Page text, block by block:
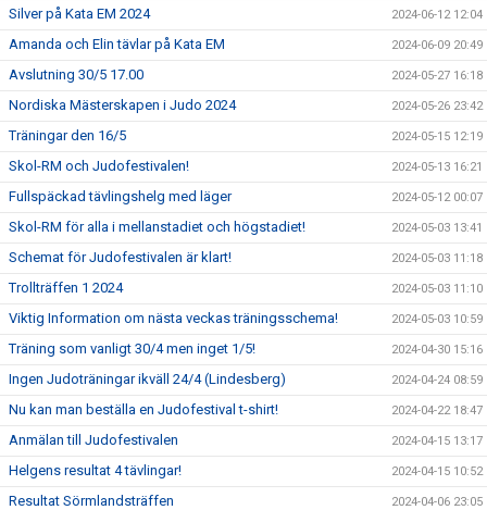
Silver på Kata EM 2024 2024-06-12 12:04
Amanda och Elin tävlar på Kata EM 2024-06-09 20:49
Avslutning 30/5 17.00 2024-05-27 16:18
Nordiska Mästerskapen i Judo 2024 2024-05-26 23:42
Träningar den 16/5 2024-05-15 12:19
Skol-RM och Judofestivalen! 2024-05-13 16:21
Fullspäckad tävlingshelg med läger 2024-05-12 00:07
Skol-RM för alla i mellanstadiet och högstadiet! 2024-05-03 13:41
Schemat för Judofestivalen är klart! 2024-05-03 11:18
Trollträffen 1 2024 2024-05-03 11:10
Viktig Information om nästa veckas träningsschema! 2024-05-03 10:59
Träning som vanligt 30/4 men inget 1/5! 2024-04-30 15:16
Ingen Judoträningar ikväll 24/4 (Lindesberg) 2024-04-24 08:59
Nu kan man beställa en Judofestival t-shirt! 2024-04-22 18:47
Anmälan till Judofestivalen 2024-04-15 13:17
Helgens resultat 4 tävlingar! 2024-04-15 10:52
Resultat Sörmlandsträffen 2024-04-06 23:05